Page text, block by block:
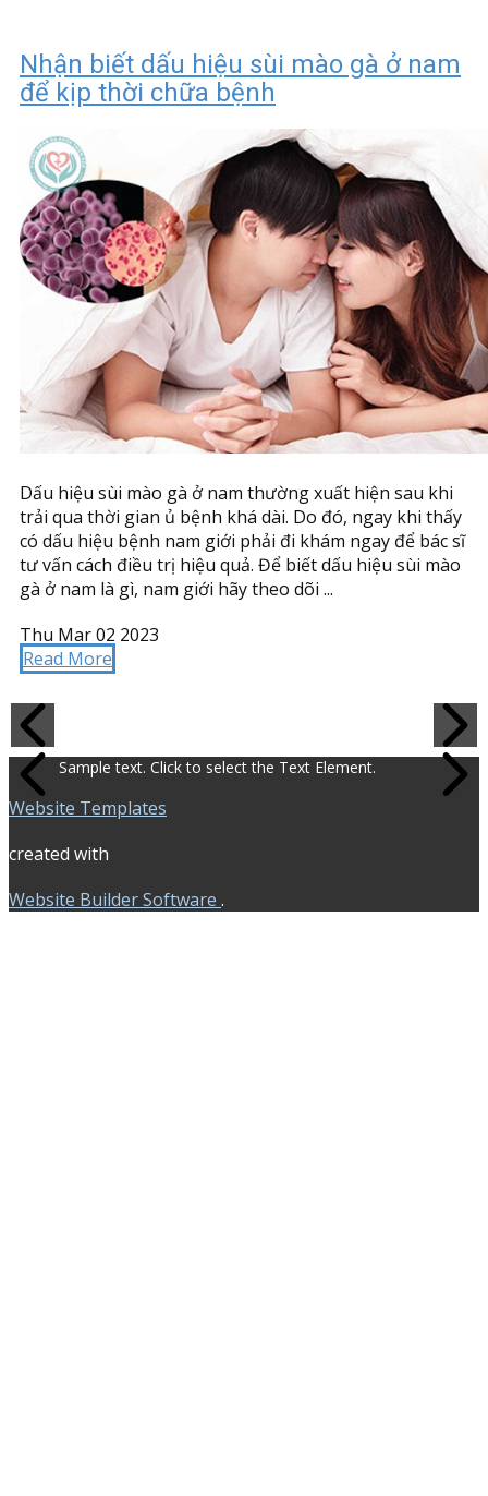
Nhận biết dấu hiệu sùi mào gà ở nam
để kịp thời chữa bệnh
Dấu hiệu sùi mào gà ở nam thường xuất hiện sau khi
trải qua thời gian ủ bệnh khá dài. Do đó, ngay khi thấy
có dấu hiệu bệnh nam giới phải đi khám ngay để bác sĩ
tư vấn cách điều trị hiệu quả. Để biết dấu hiệu sùi mào
gà ở nam là gì, nam giới hãy theo dõi ...
Thu Mar 02 2023
Read More
Sample text. Click to select the Text Element.
Website Templates
created with
Website Builder Software .